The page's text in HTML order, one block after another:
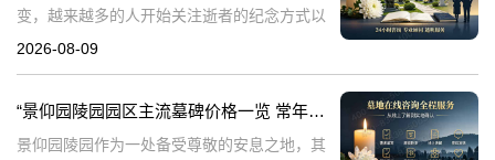
变，越来越多的人开始关注逝者的纪念方式以
及陵园的环境品质。景仰园陵园，作为专业的
区
2026-08-09
“景仰园陵园园区主流墓碑价格一览 常年保洁养护随单赠送 专属优惠活动解析”
景仰园陵园作为一处备受尊敬的安息之地，其